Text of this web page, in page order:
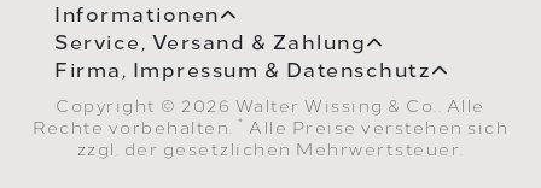
Informationen
Service, Versand & Zahlung
Firma, Impressum & Datenschutz
Copyright © 2026 Walter Wissing & Co.. Alle
Rechte vorbehalten.
* Alle Preise verstehen sich
zzgl. der gesetzlichen Mehrwertsteuer.